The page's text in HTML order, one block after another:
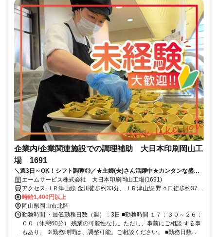
企業内/企業関連施設での調理補助 大日本印刷岡山工
場 1691
＼週3日～OK！シフト調整◎／★主婦(夫)さん活躍中★カンタンな盛り
付けからスタート★待遇充実の大手企業◎
エームサービス株式会社 大日本印刷岡山工場(1691)
アクセス ＪＲ津山線 金川徒歩約33分、ＪＲ津山線 野々口徒歩約37
分、ＪＲ津山線 建部徒歩約103分 ※住所から自動設定しているた
め、MAPの位置がずれている場合がございます
時給1,400円以上
岡山県岡山市北区
勤務時間 ・最低勤務日数（週）：3日 ■勤務時間 １７：３０～２６：
００（休憩60分） 残業の可能性なし。ただし、事前にご相談 する事
もあり。 ※勤務時間は、調整可能。ご相談ください。 ■勤務日数...